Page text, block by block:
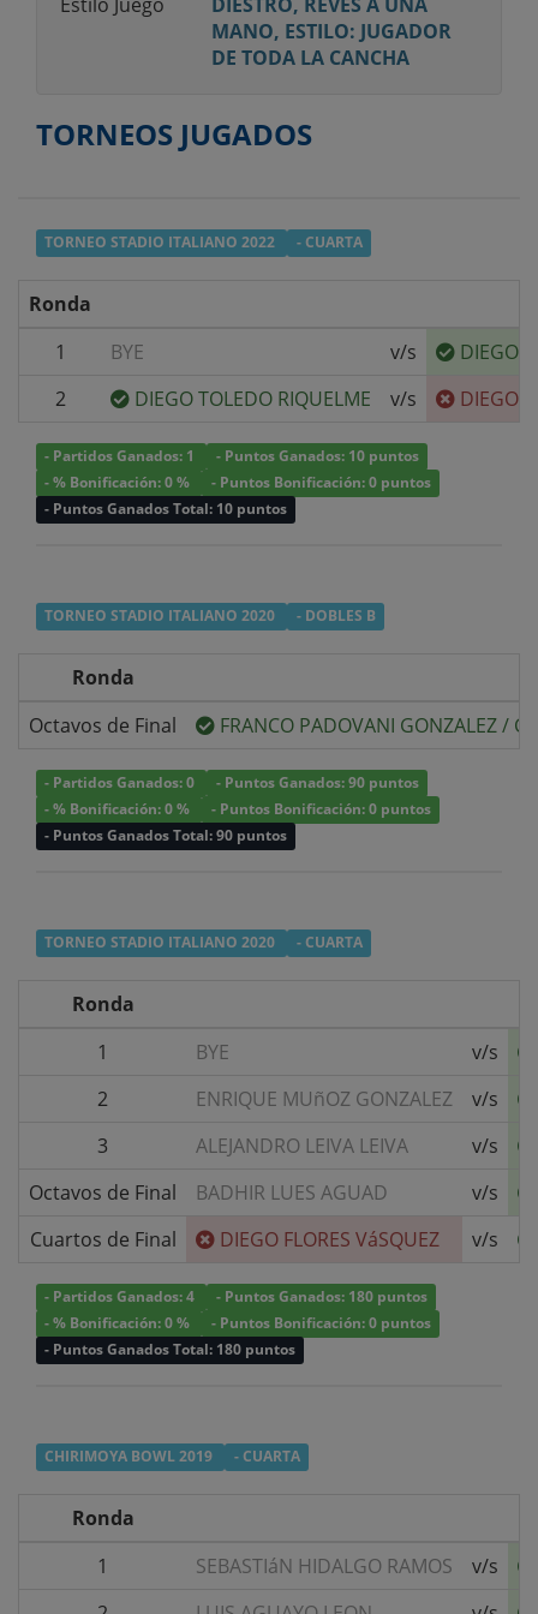
MANO, ESTILO: JUGADOR
DE TODA LA CANCHA
TORNEOS JUGADOS
TORNEO STADIO ITALIANO 2022 - CUARTA
Ronda
1
BYE v/s
DIEGO
2
DIEGO TOLEDO RIQUELME v/s DIEGO
- Partidos Ganados: 1
- Puntos Ganados: 10 puntos
- % Bonificación: 0 %
- Puntos Bonificación: 0 puntos
- Puntos Ganados Total: 10 puntos
TORNEO STADIO ITALIANO 2020 - DOBLES B
Ronda
Octavos de Final
FRANCO PADOVANI GONZALEZ/
- Partidos Ganados: 0
- Puntos Ganados: 90 puntos
- % Bonificación: 0 %
- Puntos Bonificación: 0 puntos
- Puntos Ganados Total: 90 puntos
TORNEO STADIO ITALIANO 2020 - CUARTA
Ronda
1
BYE
v/s
2
ENRIQUE MUñOZ GONZALEZ
v/s
3
ALEJANDRO LEIVA LEIVA
v/s
Octavos de Final
BADHIR LUES AGUAD
v/s
Cuartos de Final
DIEGO FLORES VáSQUEZ v/s
- Partidos Ganados: 4
- Puntos Ganados: 180 puntos
- % Bonificación: 0 %
- Puntos Bonificación: 0 puntos
- Puntos Ganados Total: 180 puntos
CHIRIMOYA BOWL 2019 - CUARTA
Ronda
1
SEBASTIáN HIDALGO RAMOS
v/s